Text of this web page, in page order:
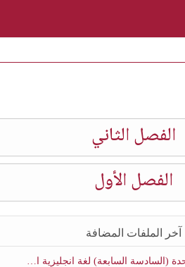
الفصل الثاني
الفصل الأول
آخر الملفات المضافة
السابعة) لغة انجليزية الصف الحادي عشر أدبي منتصف الفصل الثاني